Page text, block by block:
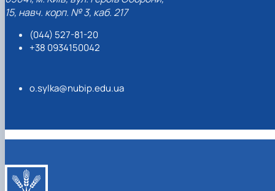
15, навч. корп. № 3, каб. 217
(044) 527-81-20
+38 0934150042
o.sylka@nubip.edu.ua